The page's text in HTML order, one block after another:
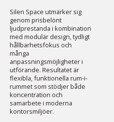
Silen Space utmärker sig
genom prisbelönt
ljudprestanda i kombination
med modulär design, tydligt
hållbarhetsfokus och
många
anpassningsmöjligheter i
utförande. Resultatet är
flexibla, funktionella rum-i-
rummet som stödjer både
koncentration och
samarbete i moderna
kontorsmiljöer.